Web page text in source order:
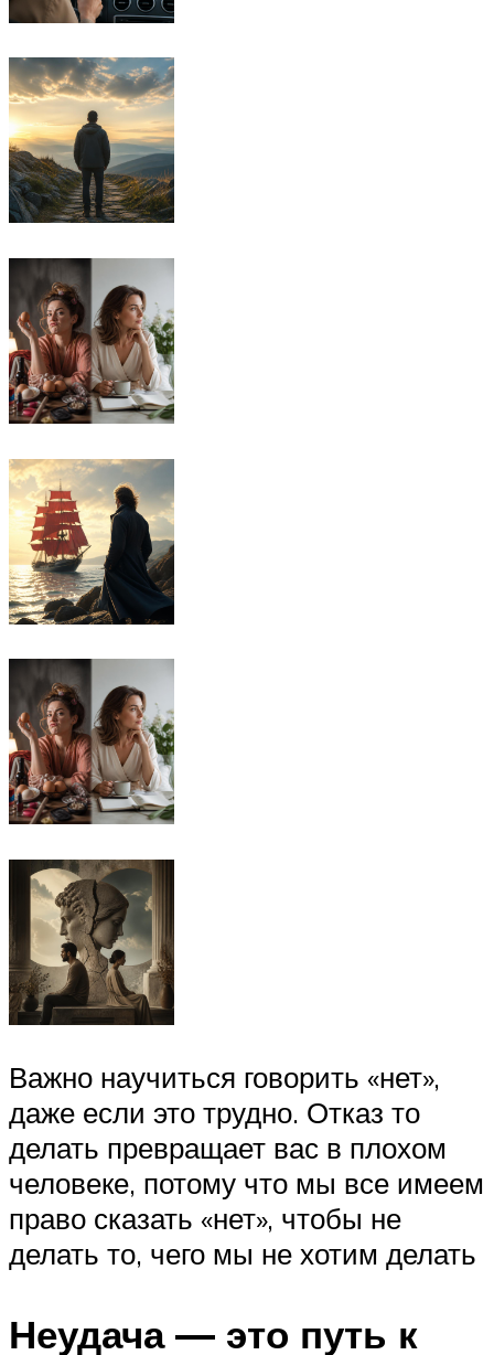
Важно научиться говорить «нет»,
даже если это трудно. Отказ то
делать превращает вас в плохом
человеке, потому что мы все имеем
право сказать «нет», чтобы не
делать то, чего мы не хотим делать
Неудача — это путь к